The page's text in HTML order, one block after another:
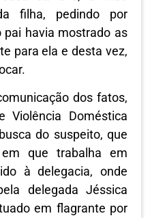
filha, pedindo por
pai havia mostrado as
para ela e desta vez,
dos fatos,
Violência Doméstica
do suspeito, que
que trabalha em
à delegacia, onde
delegada Jéssica
em flagrante por